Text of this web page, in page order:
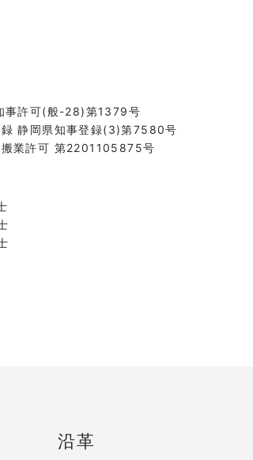
事許可(般-28)第1379号
録 静岡県知事登録(3)第7580号
搬業許可 第2201105875号
沿革